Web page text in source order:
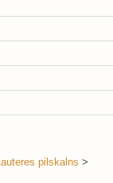
Lauteres pilskalns >